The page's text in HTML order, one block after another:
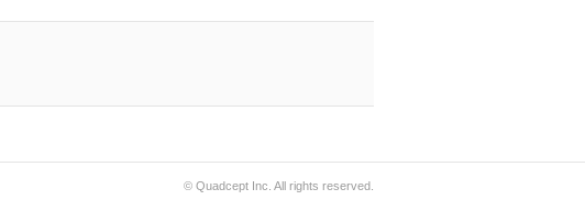
© Quadcept Inc. All rights reserved.